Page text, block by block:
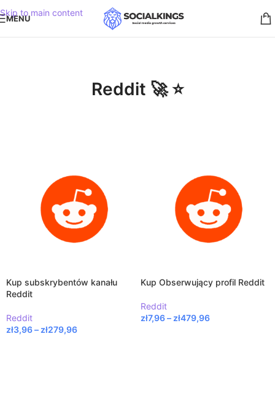
Skip to main content
MENU
Reddit 🚀 ⭐️
Kup subskrybentów kanału
Reddit
Reddit
zł3,96– zł279,96
Kup Obserwujący profil Reddit
Reddit
zł7,96– zł479,96